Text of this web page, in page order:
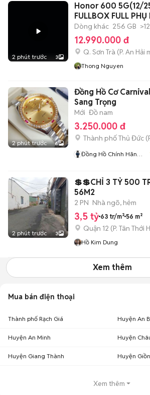
2 phút trước 3
Honor 600 5G(12/
FULLBOX FULL PHỤ
Dòng khác 256 GB
12.990.000 đ
Q. Sơn Trà (P. An Hải
Thong Nguyen
2 phút trước 6
Đồng Hồ Cơ
Sang Trọng
Mới Đồ nam
3.250.000 đ
Thành phố Thủ Đức (
Đồng Hồ Chính Hãng
2 phút trước 3
💲💲CHỈ 3 TỶ 500
56M2
2 PN Nhà ngõ, hẻm
3,5 tỷ 63 tr/m² 56 m²
Quận 12 (P. Tân Thới
Hồ Kim Dung
Xem thêm
Mua bán điện thoại
Thành phố Rạch Giá Huyện An
Huyện An Minh Huyện
Huyện Giang Thành Huyện
Xem thêm